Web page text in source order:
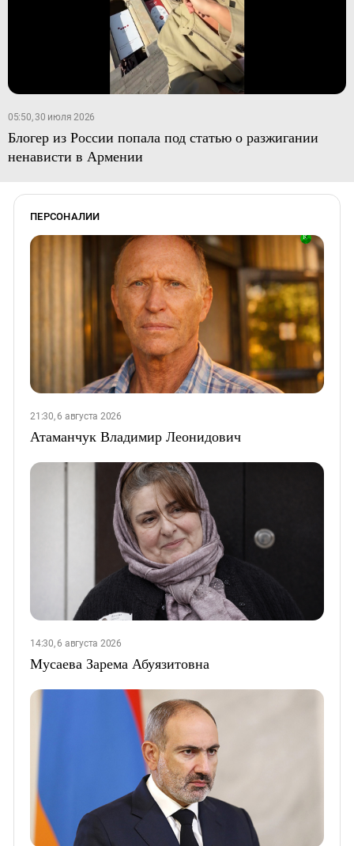
05:50, 30 июля 2026
Блогер из России попала под статью о разжигании
ненависти в Армении
ПЕРСОНАЛИИ
21:30, 6 августа 2026
Атаманчук Владимир Леонидович
14:30, 6 августа 2026
Мусаева Зарема Абуязитовна